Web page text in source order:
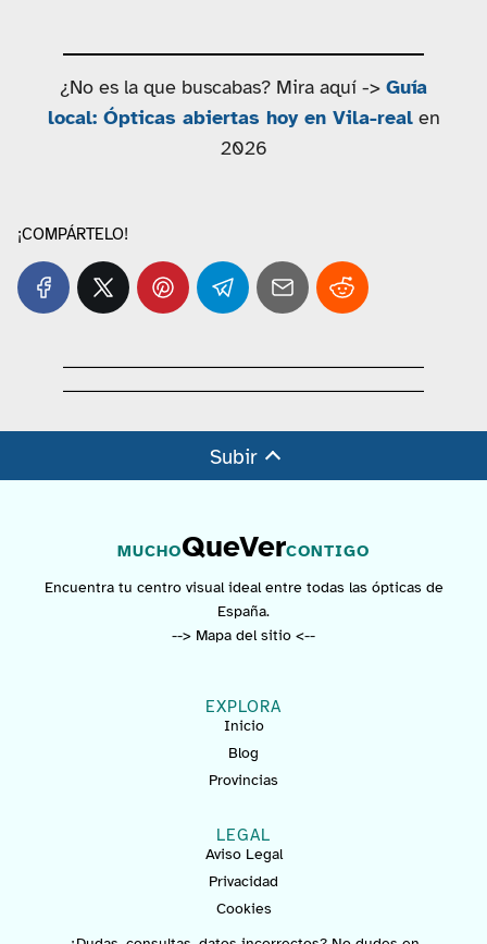
¿No es la que buscabas? Mira aquí -> Guía
local: Ópticas abiertas hoy en Vila-realen
2026
¡COMPÁRTELO!
Subir
MUCHOQueVerCONTIGO
Encuentra tu centro visual ideal entre todas las ópticas de
España.
--> Mapa del sitio <--
EXPLORA
Inicio
Blog
Provincias
LEGAL
Aviso Legal
Privacidad
Cookies